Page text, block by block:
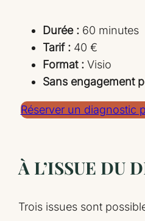
Durée : 60 minutes
Tarif : 40 €
Format :Visio
Sans engagement
Réserver un diagnostic
À L’ISSUE DU
Trois issues sont